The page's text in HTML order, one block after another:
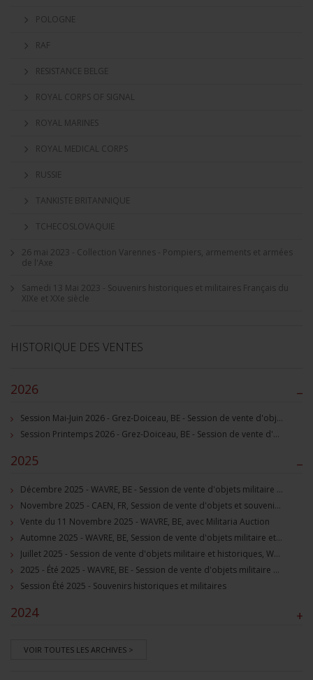
POLOGNE
RAF
RESISTANCE BELGE
ROYAL CORPS OF SIGNAL
ROYAL MARINES
ROYAL MEDICAL CORPS
RUSSIE
TANKISTE BRITANNIQUE
TCHECOSLOVAQUIE
26 mai 2023 - Collection Varennes - Pompiers, armements et armées
de l'Axe
Samedi 13 Mai 2023 - Souvenirs historiques et militaires Français du
XIXe et XXe siècle
HISTORIQUE DES VENTES
–
2026
Session Mai-Juin 2026 - Grez-Doiceau, BE - Session de vente d'objets militaire et souvenirs historiques
Session Printemps 2026 - Grez-Doiceau, BE - Session de vente d'objets militaire et souvenirs historiques
–
2025
Décembre 2025 - WAVRE, BE - Session de vente d'objets militaire et souvenirs historiques
Novembre 2025 - CAEN, FR, Session de vente d'objets et souvenirs militaires
Vente du 11 Novembre 2025 - WAVRE, BE, avec Militaria Auction
Automne 2025 - WAVRE, BE, Session de vente d'objets militaire et souvenirs historiques
Juillet 2025 - Session de vente d'objets militaire et historiques, Wavre, BE
2025 - Été 2025 - WAVRE, BE - Session de vente d'objets militaire et souvenirs historiques
Session Été 2025 - Souvenirs historiques et militaires
+
2024
VOIR TOUTES LES ARCHIVES >